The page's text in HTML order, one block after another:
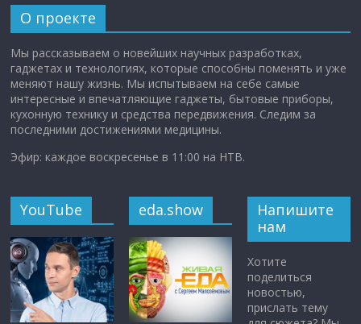
О проекте
Мы рассказываем о новейших научных разработках,
гаджетах и технологиях, которые способны поменять и уже
меняют нашу жизнь. Мы испытываем на себе самые
интересные и впечатляющие гаджеты, бытовые приборы,
кухонную технику и средства передвижения. Следим за
последними достижениями медицины.
Эфир: каждое воскресенье в 11:00 на НТВ.
YouTube eda.show
Напишите
нам
Хотите
поделиться
новостью,
прислать тему